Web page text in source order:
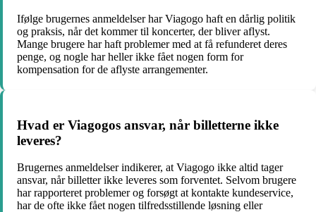
Ifølge brugernes anmeldelser har Viagogo haft en dårlig politik
og praksis, når det kommer til koncerter, der bliver aflyst.
Mange brugere har haft problemer med at få refunderet deres
penge, og nogle har heller ikke fået nogen form for
kompensation for de aflyste arrangementer.
Hvad er Viagogos ansvar, når billetterne ikke
leveres?
Brugernes anmeldelser indikerer, at Viagogo ikke altid tager
ansvar, når billetter ikke leveres som forventet. Selvom brugere
har rapporteret problemer og forsøgt at kontakte kundeservice,
har de ofte ikke fået nogen tilfredsstillende løsning eller